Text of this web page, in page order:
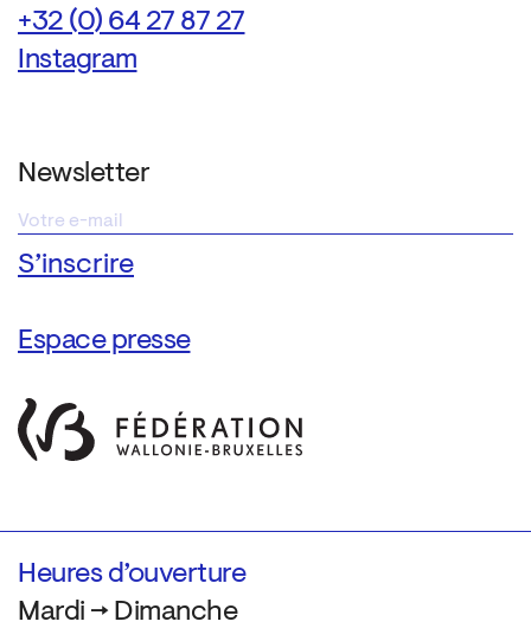
+32 (0) 64 27 87 27
Instagram
Newsletter
Espace presse
Heures d’ouverture
Mardi → Dimanche